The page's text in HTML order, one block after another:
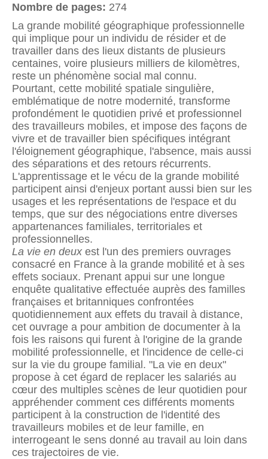
Nombre de pages: 274
La grande mobilité géographique professionnelle
qui implique pour un individu de résider et de
travailler dans des lieux distants de plusieurs
centaines, voire plusieurs milliers de kilomètres,
reste un phénomène social mal connu.
Pourtant, cette mobilité spatiale singulière,
emblématique de notre modernité, transforme
profondément le quotidien privé et professionnel
des travailleurs mobiles, et impose des façons de
vivre et de travailler bien spécifiques intégrant
l'éloignement géographique, l'absence, mais aussi
des séparations et des retours récurrents.
L'apprentissage et le vécu de la grande mobilité
participent ainsi d'enjeux portant aussi bien sur les
usages et les représentations de l'espace et du
temps, que sur des négociations entre diverses
appartenances familiales, territoriales et
professionnelles.
La vie en deux est l'un des premiers ouvrages
consacré en France à la grande mobilité et à ses
effets sociaux. Prenant appui sur une longue
enquête qualitative effectuée auprès des familles
françaises et britanniques confrontées
quotidiennement aux effets du travail à distance,
cet ouvrage a pour ambition de documenter à la
fois les raisons qui furent à l'origine de la grande
mobilité professionnelle, et l'incidence de celle-ci
sur la vie du groupe familial. "La vie en deux"
propose à cet égard de replacer les salariés au
cœur des multiples scènes de leur quotidien pour
appréhender comment ces différents moments
participent à la construction de l'identité des
travailleurs mobiles et de leur famille, en
interrogeant le sens donné au travail au loin dans
ces trajectoires de vie.